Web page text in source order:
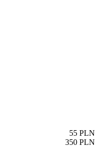
55 PLN
350 PLN